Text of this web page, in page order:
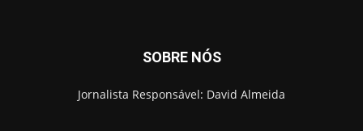
SOBRE NÓS
Jornalista Responsável: David Almeida